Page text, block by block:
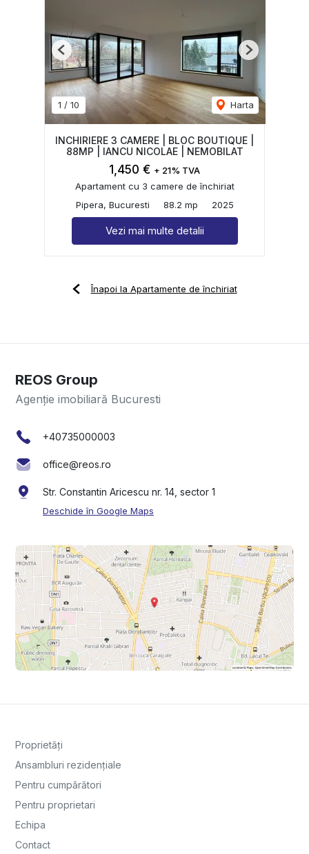
1 / 10 Harta
Previous Next
INCHIRIERE 3 CAMERE | BLOC BOUTIQUE |
88MP | IANCU NICOLAE | NEMOBILAT
1,450 € + 21% TVA
Apartament cu 3 camere de închiriat
Pipera, Bucuresti
88.2 mp 2025
Vezi mai multe detalii
Înapoi la Apartamente de închiriat
REOS Group
Agenție imobiliară Bucuresti
+40735000003
office@reos.ro
Str. Constantin Aricescu nr. 14, sector 1
Deschide în Google Maps
Proprietăți
Ansambluri rezidențiale
Pentru cumpărători
Pentru proprietari
Echipa
Contact